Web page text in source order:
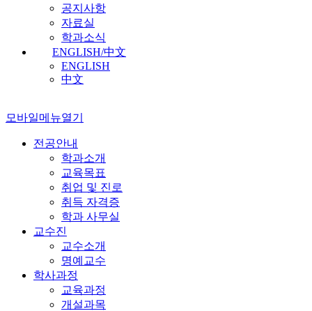
공지사항
자료실
학과소식
ENGLISH/中文
ENGLISH
中文
모바일메뉴열기
전공안내
학과소개
교육목표
취업 및 진로
취득 자격증
학과 사무실
교수진
교수소개
명예교수
학사과정
교육과정
개설과목